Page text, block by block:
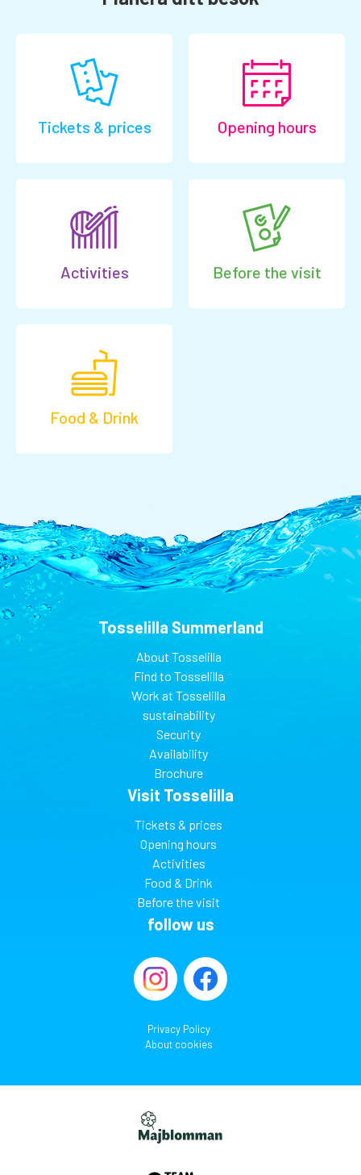
Tickets & prices Opening hours
Activities Before the visit
Food & Drink
Tosselilla Summerland
About Tosselilla
Find to Tosselilla
Work at Tosselilla
sustainability
Security
Availability
Brochure
Visit Tosselilla
Tickets & prices
Opening hours
Activities
Food & Drink
Before the visit
follow us
Privacy Policy
About cookies